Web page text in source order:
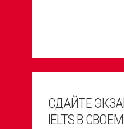
СДАЙТЕ
IELTS В